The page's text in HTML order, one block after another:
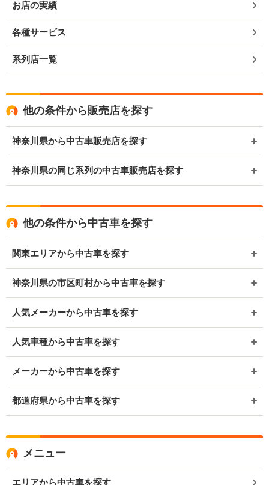
お店の実績
各種サービス
系列店一覧
他の条件から販売店を探す
神奈川県から中古車販売店を探す
神奈川県の同じ系列の中古車販売店を探す
他の条件から中古車を探す
関東エリアから中古車を探す
神奈川県の市区町村から中古車を探す
人気メーカーから中古車を探す
人気車種から中古車を探す
メーカーから中古車を探す
都道府県から中古車を探す
メニュー
エリアから中古車を探す